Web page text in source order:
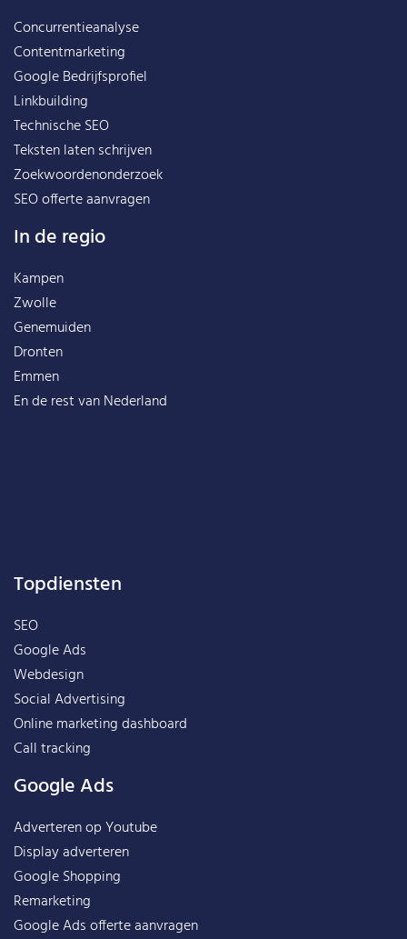
Concurrentieanalyse
Contentmarketing
Google Bedrijfsprofiel
Linkbuilding
Technische SEO
Teksten laten schrijven
Zoekwoordenonderzoek
SEO offerte aanvragen
In de regio
Kampen
Zwolle
Genemuiden
Dronten
Emmen
En de rest vanNederland
Topdiensten
SEO
Google Ads
Webdesign
Social Advertising
Online marketing dashboard
Call tracking
Google Ads
Adverteren op Youtube
Display adverteren
Google Shopping
Remarketing
Google Ads offerte aanvragen